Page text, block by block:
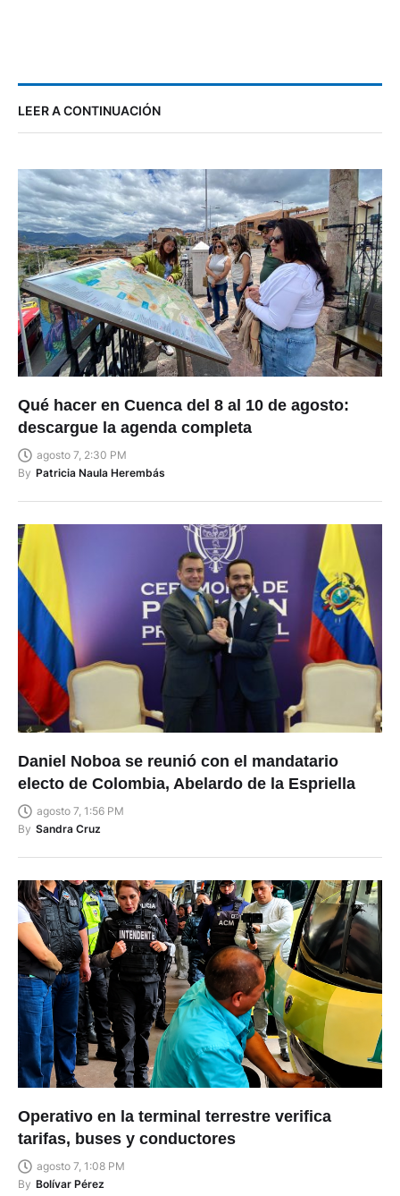
LEER A CONTINUACIÓN
Qué hacer en Cuenca del 8 al 10 de agosto:
descargue la agenda completa
agosto 7, 2:30 PM
By Patricia Naula Herembás
Daniel Noboa se reunió con el mandatario
electo de Colombia, Abelardo de la Espriella
agosto 7, 1:56 PM
By Sandra Cruz
Operativo en la terminal terrestre verifica
tarifas, buses y conductores
agosto 7, 1:08 PM
By Bolívar Pérez